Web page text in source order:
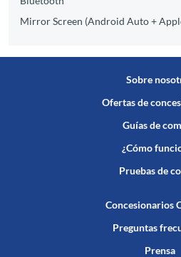
Mirror Screen (Android Auto +
Sobre
Ofertas de
Guías de
¿Cómo
Pruebas de
Concesionarios
Preguntas
Prensa